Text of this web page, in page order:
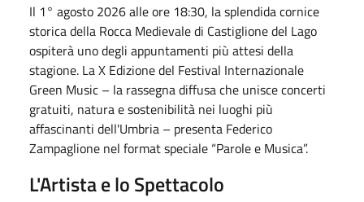
Il 1° agosto 2026alle ore 18:30, la splendida cornice
storica della Rocca Medievaledi Castiglione del Lago
ospiterà uno degli appuntamenti più attesi della
stagione. La X Edizione del Festival Internazionale
Green Music – la rassegna diffusa che unisce concerti
gratuiti, natura e sostenibilità nei luoghi più
affascinanti dell'Umbria – presenta Federico
Zampaglione nel format speciale “Parole e Musica”.
L'Artista e lo Spettacolo